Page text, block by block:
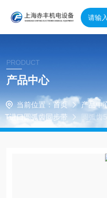
PRODUCT
产品中心
当前位置： 首页 产品中
T进口圆弧齿同步带
圆弧齿
0、5GT720、5GT730、